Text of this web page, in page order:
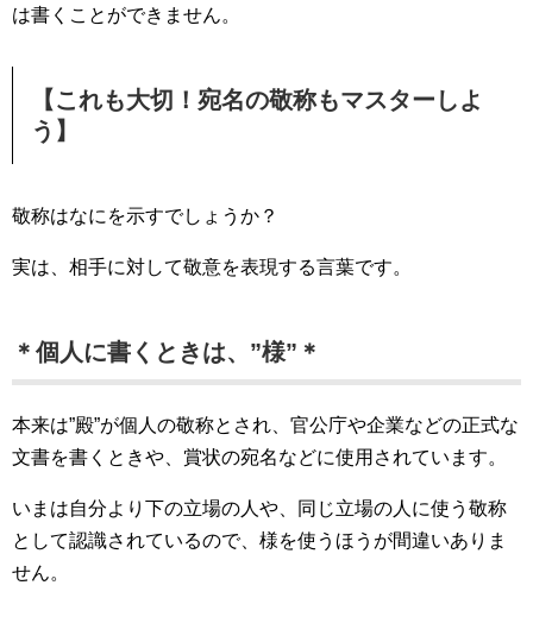
は書くことができません。
【これも大切！宛名の敬称もマスターしよ
う】
敬称はなにを示すでしょうか？
実は、相手に対して敬意を表現する言葉です。
＊個人に書くときは、”様”＊
本来は”殿”が個人の敬称とされ、官公庁や企業などの正式な
文書を書くときや、賞状の宛名などに使用されています。
いまは自分より下の立場の人や、同じ立場の人に使う敬称
として認識されているので、様を使うほうが間違いありま
せん。